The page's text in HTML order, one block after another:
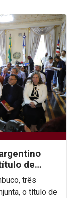
de
três
o título de